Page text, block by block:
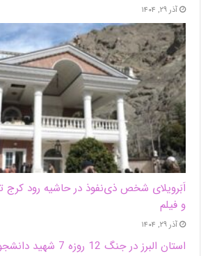
آذر ۲۹, ۱۴۰۴
اَبَر‌ویلای شخص ذی‌نفوذ در حاشیه‌ رود
و فیلم
آذر ۲۹, ۱۴۰۴
استان البرز در جنگ 12 روزه 7 شهید دانشجو تقدیم انقلاب کرد